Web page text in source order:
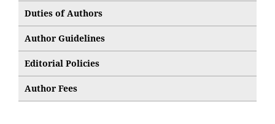
Duties of Authors
Author Guidelines
Editorial Policies
Author Fees